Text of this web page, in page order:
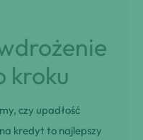
kroku
czy upadłość
kredyt to najlepszy